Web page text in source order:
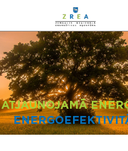
ATJAUNOJAMĀ